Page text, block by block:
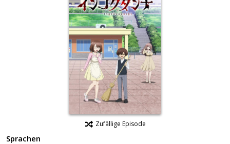
Zufällige Episode
Sprachen